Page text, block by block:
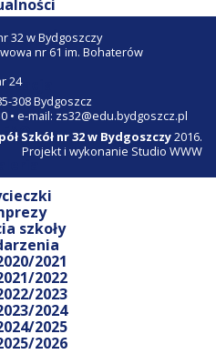
szkoły
FAQ
szkoły
2021
2022
2023
2024
2025
2026
32 w Bydgoszczy
nr 61 im. Bohaterów
24
308 Bydgoszcz
• e-mail: zs32@edu.bydgoszcz.pl
Szkół nr 32 w Bydgoszczy2016.
Projekt i wykonanie Studio WWW